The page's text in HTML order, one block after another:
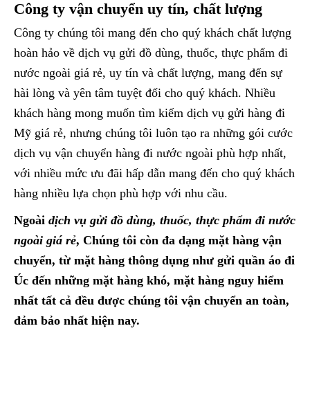
Công ty vận chuyển uy tín, chất lượng
Công ty chúng tôi mang đến cho quý khách chất lượng
hoàn hảo về dịch vụ gửi đồ dùng, thuốc, thực phẩm đi
nước ngoài giá rẻ, uy tín và chất lượng, mang đến sự
hài lòng và yên tâm tuyệt đối cho quý khách. Nhiều
khách hàng mong muốn tìm kiếm dịch vụ gửi hàng đi
Mỹ giá rẻ, nhưng chúng tôi luôn tạo ra những gói cước
dịch vụ vận chuyển hàng đi nước ngoài phù hợp nhất,
với nhiều mức ưu đãi hấp dẫn mang đến cho quý khách
hàng nhiều lựa chọn phù hợp với nhu cầu.
Ngoài dịch vụ gửi đồ dùng, thuốc, thực phẩm đi nước
ngoài giá rẻ, Chúng tôi còn đa dạng mặt hàng vận
chuyển, từ mặt hàng thông dụng như gửi quần áo đi
Úc đến những mặt hàng khó, mặt hàng nguy hiểm
nhất tất cả đều được chúng tôi vận chuyển an toàn,
đảm bảo nhất hiện nay.